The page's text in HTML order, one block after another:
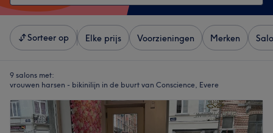
Sorteer op Elke prijs Voorzieningen Merken
9 salons met:
vrouwen harsen - bikinilijn in de buurt van Conscience, Evere